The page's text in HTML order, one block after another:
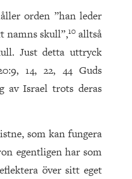
orden ”han leder
namns skull”,10alltså
Just detta uttryck
14, 22, 44 Guds
av Israel trots deras
som kan fungera
egentligen har som
över sitt eget